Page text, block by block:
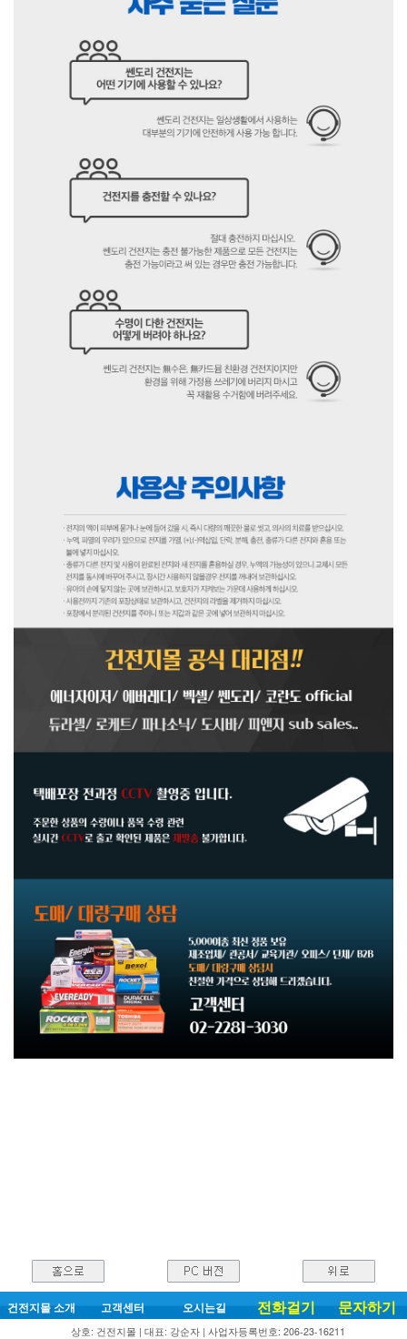
건전지몰 소개 고객센터 오시는길 전화걸기 문자하기
상호: 건전지몰 | 대표: 강순자 | 사업자등록번호: 206-23-16211